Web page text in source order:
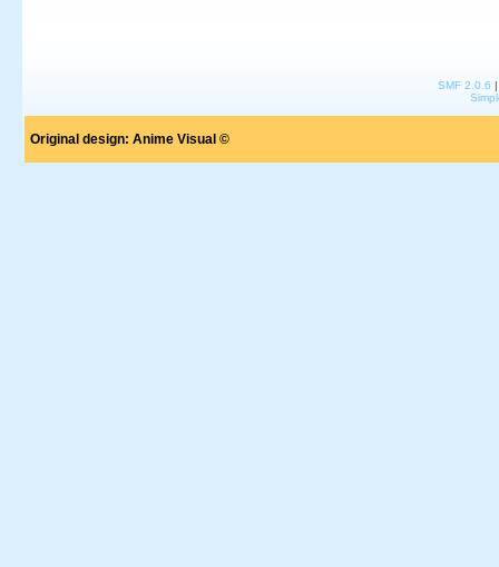
SMF 2.0.6
Original design: Anime Visual ©